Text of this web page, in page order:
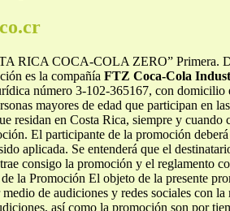
RICA COCA-COLA ZERO” Primera.
es la compañía FTZ Coca-Cola
La Hora Zero de CCFM, transmitido online los viernes a partir de las 4pm. El patrocinador se reserva el derecho de modificar en cualquier momento el plazo de vigencia de la promoción así como el plazo para el canje de los premios, con el sólo hecho de hacer una publicación por el mismo medio donde encontrar este documento o durante la programación de la radio. A los que ya se registraron, se les hará saber por medio de la vía que indicaran para recibir notificaciones o comunicaciones. Cumplidos los plazos en las condiciones indicadas, prescribirá y caducará el derecho a participar de la promoción, por lo que el patrocinador no reconocerá premio alguno, ni tendrá obligación alguna con ningún participante de la promoción que no realice el canje dentro del plazo citado. Cuarta. Forma de Participar Audiciones. Todos los usuarios que deseen participar deberán asistir a las activaciones dónde se encuentre el Buque Música Zero, los detalles de días, lugares y horas se estarán comunicando a través de las cuentas de twitter de Coca-Cola: @cocacolazerocam, @cocacolazerocr y @cocacolafmcam. Para audicionar en el Buque Música Zero, el consumidor deberá cumplir con los siguientes requisitos: Vacuna de la fiebre amarilla viegente o al menos con disponibilidad de aplicársela en caso de ser ganador de la promoción. Ser usuario activo de redes sociales: Facebook, twitter e Instagram. A partir del 24 de octubre y hasta el 9 de noviembre, quedarán abiertas las audiciones para participar. Una vez cumplido el plazo se cerrará el periodo de audiciones y se procederá con las siguientes etapas de votación por medio de redes sociales para la selección de finalistas por semana y finalmente 2 ganadores. Quinta. Mecánica de participación. Las personas que participen en la promoción del Buque Música Zero, deberán someterse a 4 rondas de votaciones por medio de las audiciones y si son pre seleccionados por medio de redes sociales: Youtube y Twitter para lograr convertirse en unos de los 2 ganadores para viajar a la Antártida y estar en el show único con Metallica. Primera ronda: En cada activación con el Buque de CCZ se contará con un juez de KO el cuál seleccionará las mejores audiciones y/o videos, los mismos serán subidos en el canal de COCA-COLA ZERO en youtube los lunes 28 de octubre, 4 de noviembre y 11 de noviembre. Segunda ronda: Cada lunes los videos seleccionados estarán en el canal de youtube sometidos a votaciones por un periodo de 24 horas, los 4 videos que logren la mayoría de likes pasaran a la tercera ronda. Tercera ronda: Los 4 participantes deberán asistir a la Radio de Coca-Cola FM ubicada en Avenida Escazú, al programa Hashtag de 2pm a 4pm en el cual deberán lograr la mayor cantidad de re tweets y así se selecciona la pareja finalista de la semana. Cuarta ronda: Al finalizar las tres semanas de activación se tendrán las 3 parejas finalistas las cuales deberán presentarse